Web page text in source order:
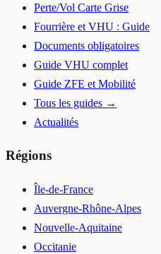
Perte/Vol Carte Grise
Fourrière et VHU : Guide
Documents obligatoires
Guide VHU complet
Guide ZFE et Mobilité
Tous les guides →
Actualités
Régions
Île-de-France
Auvergne-Rhône-Alpes
Nouvelle-Aquitaine
Occitanie